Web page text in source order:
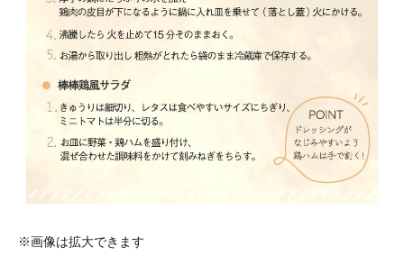
※画像は拡大できます